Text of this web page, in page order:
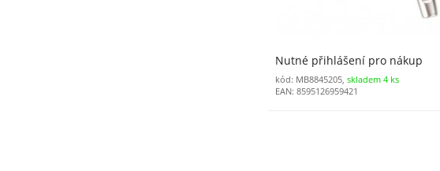
Nutné přihlášení pro nákup
kód: MB8845205,skladem 4 ks
EAN: 8595126959421